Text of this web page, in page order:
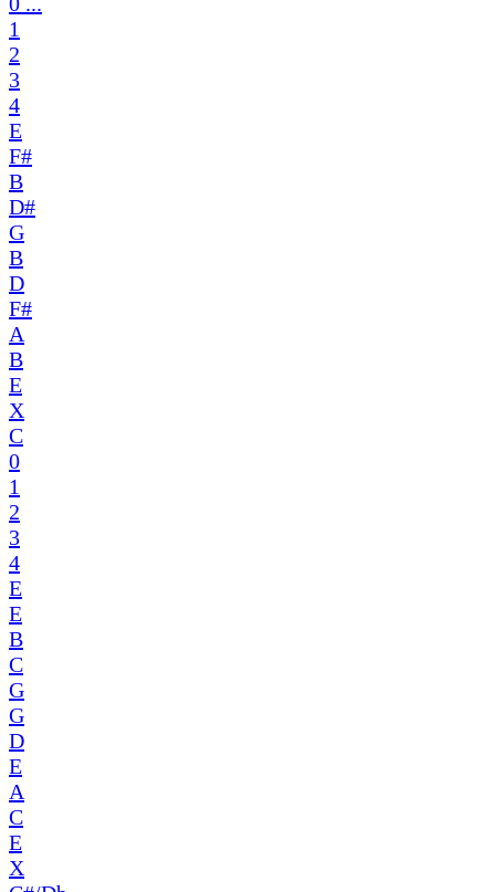
1
2
3
4
E
F#
B
D#
G
B
D
F#
A
B
E
X
C
0
1
2
3
4
E
E
B
C
G
G
D
E
A
C
E
X